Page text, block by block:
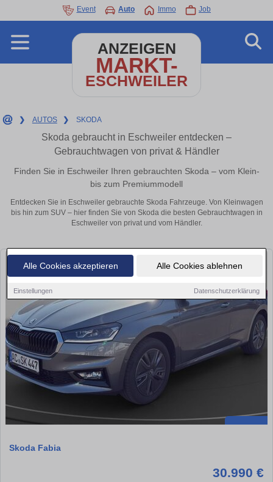
Alle Cookies akzeptieren Alle Cookies ablehnen
Einstellungen Datenschutzerklärung
Event Auto Immo Job
ANZEIGEN
MARKT-
ESCHWEILER
❯ AUTOS ❯ SKODA
Skoda gebraucht in Eschweiler entdecken –
Gebrauchtwagen von privat & Händler
Finden Sie in Eschweiler Ihren gebrauchten Skoda – vom Klein-
bis zum Premiummodell
Entdecken Sie in Eschweiler gebrauchte Skoda Fahrzeuge. Von Kleinwagen
bis hin zum SUV – hier finden Sie von Skoda die besten Gebrauchtwagen in
Eschweiler von privat und vom Händler.
Skoda Fabia
30.990 €